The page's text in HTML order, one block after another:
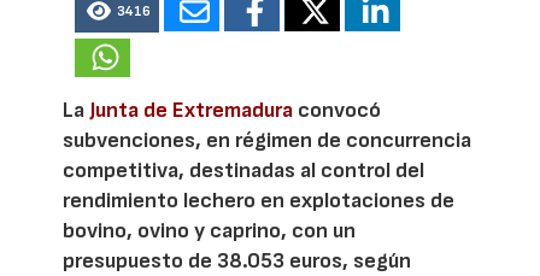
3416
La Junta de Extremadura convocó
subvenciones, en régimen de concurrencia
competitiva, destinadas al control del
rendimiento lechero en explotaciones de
bovino, ovino y caprino, con un
presupuesto de 38.053 euros, según